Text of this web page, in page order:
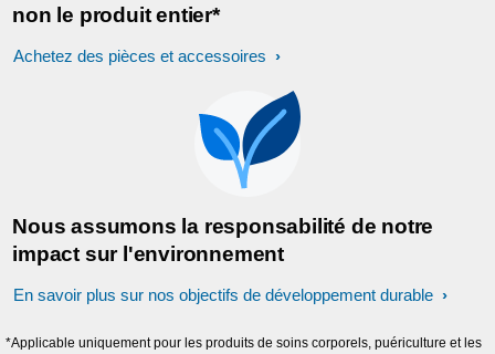
non le produit entier*
Achetez des pièces et accessoires
Nous assumons la responsabilité de notre
impact sur l'environnement
En savoir plus sur nos objectifs de développement durable
*Applicable uniquement pour les produits de soins corporels, puériculture et les